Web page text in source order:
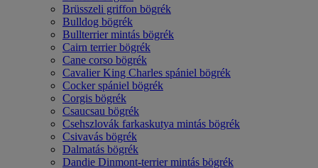
Brüsszeli griffon bögrék
Bulldog bögrék
Bullterrier mintás bögrék
Cairn terrier bögrék
Cane corso bögrék
Cavalier King Charles spániel bögrék
Cocker spániel bögrék
Corgis bögrék
Csaucsau bögrék
Csehszlovák farkaskutya mintás bögrék
Csivavás bögrék
Dalmatás bögrék
Dandie Dinmont-terrier mintás bögrék